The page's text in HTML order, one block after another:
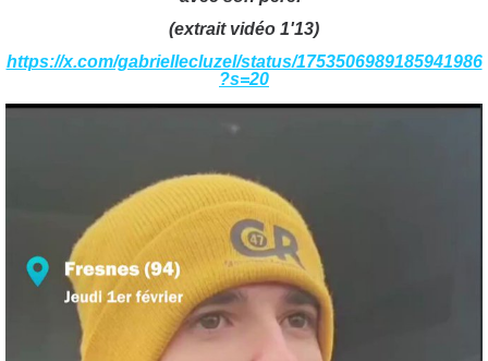
(extrait vidéo 1'13)
https://x.com/gabriellecluzel/status/1753506989185941986
?s=20